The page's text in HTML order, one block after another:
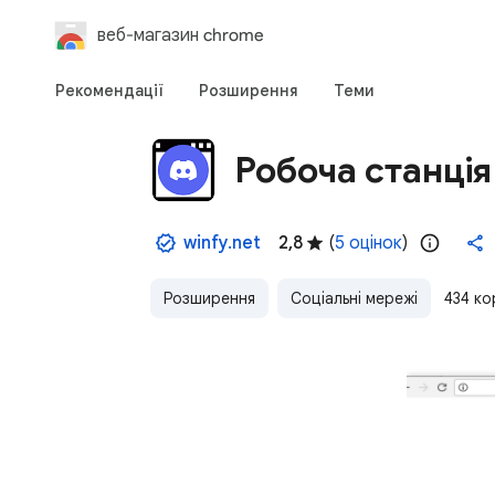
веб-магазин chrome
Рекомендації Розширення Теми
Робоча
winfy.net 2,8 (5 оцінок)
Розширення Соціальні мережі 434